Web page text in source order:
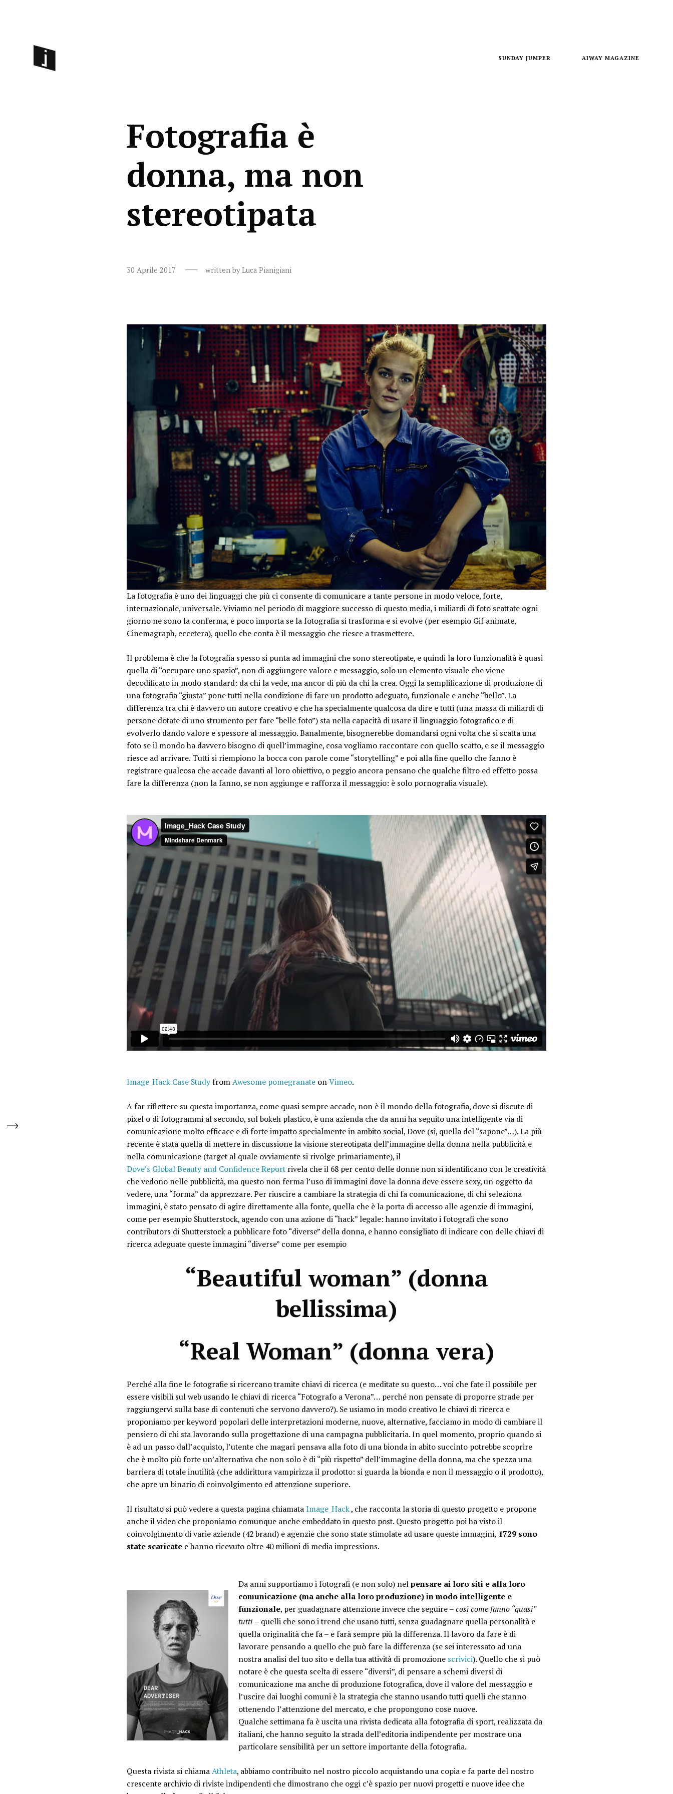
SUNDAY JUMPER AIWAY MAGAZINE
Fotografia è
donna, ma non
stereotipata
30 Aprile 2017 written byLuca Pianigiani
La fotografia è uno dei linguaggi che più ci consente di comunicare a tante persone in modo veloce, forte,
internazionale, universale. Viviamo nel periodo di maggiore successo di questo media, i miliardi di foto scattate ogni
giorno ne sono la conferma, e poco importa se la fotografia si trasforma e si evolve (per esempio Gif animate,
Cinemagraph, eccetera), quello che conta è il messaggio che riesce a trasmettere.
Il problema è che la fotografia spesso si punta ad immagini che sono stereotipate, e quindi la loro funzionalità è quasi
quella di “occupare uno spazio”, non di aggiungere valore e messaggio, solo un elemento visuale che viene
decodificato in modo standard: da chi la vede, ma ancor di più da chi la crea. Oggi la semplificazione di produzione di
una fotografia “giusta” pone tutti nella condizione di fare un prodotto adeguato, funzionale e anche “bello”. La
differenza tra chi è davvero un autore creativo e che ha specialmente qualcosa da dire e tutti (una massa di miliardi di
persone dotate di uno strumento per fare “belle foto”) sta nella capacità di usare il linguaggio fotografico e di
evolverlo dando valore e spessore al messaggio. Banalmente, bisognerebbe domandarsi ogni volta che si scatta una
foto se il mondo ha davvero bisogno di quell’immagine, cosa vogliamo raccontare con quello scatto, e se il messaggio
riesce ad arrivare. Tutti si riempiono la bocca con parole come “storytelling” e poi alla fine quello che fanno è
registrare qualcosa che accade davanti al loro obiettivo, o peggio ancora pensano che qualche filtro ed effetto possa
fare la differenza (non la fanno, se non aggiunge e rafforza il messaggio: è solo pornografia visuale).
Image_Hack Case Study fromAwesome pomegranate onVimeo.
A far riflettere su questa importanza, come quasi sempre accade, non è il mondo della fotografia, dove si discute di
pixel o di fotogrammi al secondo, sul bokeh plastico, è una azienda che da anni ha seguito una intelligente via di
comunicazione molto efficace e di forte impatto specialmente in ambito social, Dove (si, quella del “sapone”…). La più
recente è stata quella di mettere in discussione la visione stereotipata dell’immagine della donna nella pubblicità e
nella comunicazione (target al quale ovviamente si rivolge primariamente), il
Dove’s Global Beauty and Confidence Report rivela che il 68 per cento delle donne non si identificano con le creatività
che vedono nelle pubblicità, ma questo non ferma l’uso di immagini dove la donna deve essere sexy, un oggetto da
vedere, una “forma” da apprezzare. Per riuscire a cambiare la strategia di chi fa comunicazione, di chi seleziona
immagini, è stato pensato di agire direttamente alla fonte, quella che è la porta di accesso alle agenzie di immagini,
come per esempio Shutterstock, agendo con una azione di “hack” legale: hanno invitato i fotografi che sono
contributors di Shutterstock a pubblicare foto “diverse” della donna, e hanno consigliato di indicare con delle chiavi di
ricerca adeguate queste immagini “diverse” come per esempio
“Beautiful woman” (donna
bellissima)
“Real Woman” (donna vera)
Perché alla fine le fotografie si ricercano tramite chiavi di ricerca (e meditate su questo… voi che fate il possibile per
essere visibili sul web usando le chiavi di ricerca “Fotografo a Verona”… perché non pensate di proporre strade per
raggiungervi sulla base di contenuti che servono davvero?). Se usiamo in modo creativo le chiavi di ricerca e
proponiamo per keyword popolari delle interpretazioni moderne, nuove, alternative, facciamo in modo di cambiare il
pensiero di chi sta lavorando sulla progettazione di una campagna pubblicitaria. In quel momento, proprio quando si
è ad un passo dall’acquisto, l’utente che magari pensava alla foto di una bionda in abito succinto potrebbe scoprire
che è molto più forte un’alternativa che non solo è di “più rispetto” dell’immagine della donna, ma che spezza una
barriera di totale inutilità (che addirittura vampirizza il prodotto: si guarda la bionda e non il messaggio o il prodotto),
che apre un binario di coinvolgimento ed attenzione superiore.
Il risultato si può vedere a questa pagina chiamataImage_Hack, che racconta la storia di questo progetto e propone
anche il video che proponiamo comunque anche embeddato in questo post. Questo progetto poi ha visto il
coinvolgimento di varie aziende (42 brand) e agenzie che sono state stimolate ad usare queste immagini, 1729 sono
state scaricate e hanno ricevuto oltre 40 milioni di media impressions.
Da anni supportiamo i fotografi (e non solo) nelpensare ai loro siti e alla loro
comunicazione (ma anche alla loro produzione) in modo intelligente e
funzionale, per guadagnare attenzione invece che seguire –così come fanno “quasi”
tutti – quelli che sono i trend che usano tutti, senza guadagnare quella personalità e
quella originalità che fa – e farà sempre più la differenza. Il lavoro da fare è di
lavorare pensando a quello che può fare la differenza (se sei interessato ad una
nostra analisi del tuo sito e della tua attività di promozione scrivici). Quello che si può
notare è che questa scelta di essere “diversi”, di pensare a schemi diversi di
comunicazione ma anche di produzione fotografica, dove il valore del messaggio e
l’uscire dai luoghi comuni è la strategia che stanno usando tutti quelli che stanno
ottenendo l’attenzione del mercato, e che propongono cose nuove.
Qualche settimana fa è uscita una rivista dedicata alla fotografia di sport, realizzata da
italiani, che hanno seguito la strada dell’editoria indipendente per mostrare una
particolare sensibilità per un settore importante della fotografia.
Questa rivista si chiamaAthleta, abbiamo contribuito nel nostro piccolo acquistando una copia e fa parte del nostro
crescente archivio di riviste indipendenti che dimostrano che oggi c’è spazio per nuovi progetti e nuove idee che